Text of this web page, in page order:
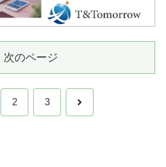
次のページ
2 3 次